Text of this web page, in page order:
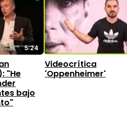
5:24
"He
bajo
Videocrítica
'Oppenheimer'